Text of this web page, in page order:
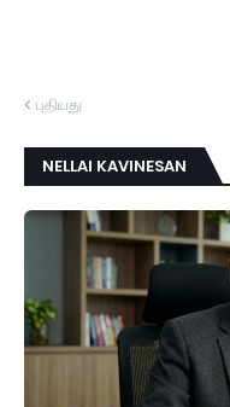
புதியது
NELLAI KAVINESAN